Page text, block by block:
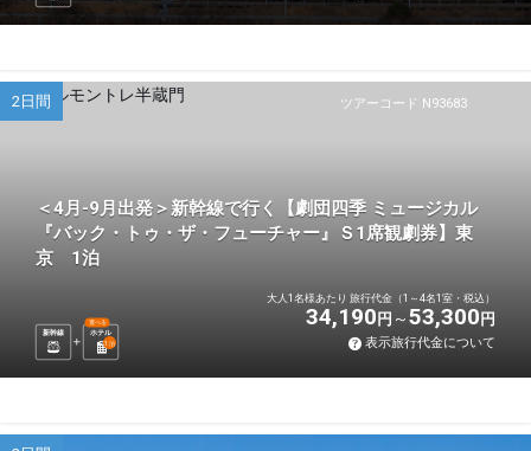
ツアーコード N93683
2日間
＜4月-9月出発＞新幹線で行く【劇団四季 ミュージカル
『バック・トゥ・ザ・フューチャー』Ｓ1席観劇券】東
京 1泊
新幹線 ホテル
選べる
1 泊
大人1名様あたり 旅行代金（1～4名1室・税込）
34,190 円 53,300 円
表示旅行代金について